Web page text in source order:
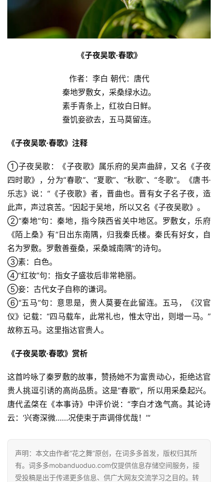
《子夜吴歌·春歌》
作者：李白 朝代：唐代
秦地罗敷女，采桑绿水边。
素手青条上，红妆白日鲜。
蚕饥妾欲去，五马莫留连。
《子夜吴歌·春歌》注释
①子夜吴歌：《子夜歌》属乐府的吴声曲辞，又名《子夜
四时歌》，分为“春歌”、“夏歌”、“秋歌”、“冬歌”。《唐书·
乐志》说：“《子夜歌》者，晋曲也。晋有女子名子夜，造
此声，声过哀苦。”因起于吴地，所以又名《子夜吴歌》。
②“秦地”句：秦地，指今陕西省关中地区。罗敷女，乐府
《陌上桑》有“日出东南隅，归我秦氏楼。秦氏有好女，自
名为罗敷。罗敷善蚕桑，采桑城南隅”的诗句。
③素：白色。
④“红妆”句：指女子盛妆后非常艳丽。
⑤妾：古代女子自称的谦词。
⑥“五马”句：意思是，贵人莫要在此留连。五马，《汉官
仪》记载：“四马载车，此常礼也，惟太守出，则增一马。”
故称五马。这里指达官贵人。
《子夜吴歌·春歌》赏析
这首吟咏了秦罗敷的故事，赞扬她不为富贵动心，拒绝达官
贵人挑逗引诱的高尚品质。这是“春歌”，所以用采桑起兴。
唐代孟棨在《本事诗》中评价说：“李白才逸气高。其论诗
云：‘兴寄深微……况使束于声调俳优哉！’“
声明：本文由作者“花之舞”原创，在词多多首发，版权归其所
有。词多多mobanduoduo.com仅提供信息存储空间服务，接
受投稿是出于传递更多信息、供广大网友交流学习之目的。转